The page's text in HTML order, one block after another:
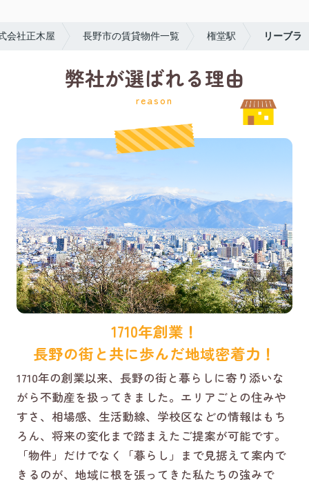
会社正木屋 長野市の賃貸物件一覧 権堂駅 リーブラ
弊社が選ばれる理由
reason
1710年創業！
長野の街と共に歩んだ地域密着力！
1710年の創業以来、長野の街と暮らしに寄り添いな
がら不動産を扱ってきました。エリアごとの住みや
すさ、相場感、生活動線、学校区などの情報はもち
ろん、将来の変化まで踏まえたご提案が可能です。
「物件」だけでなく「暮らし」まで見据えて案内で
きるのが、地域に根を張ってきた私たちの強みで